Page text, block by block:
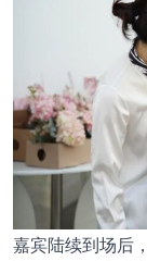
嘉宾陆续到场后